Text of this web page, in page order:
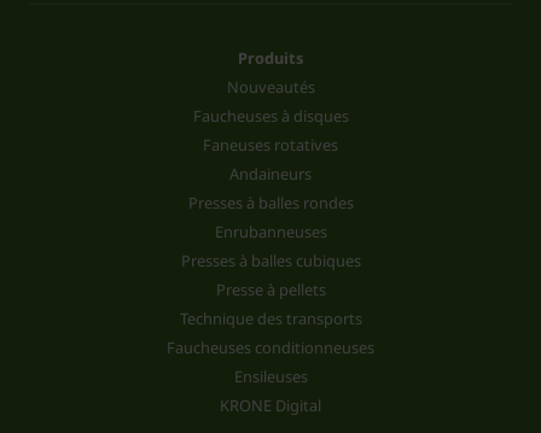
Produits
Nouveautés
Faucheuses à disques
Faneuses rotatives
Andaineurs
Presses à balles rondes
Enrubanneuses
Presses à balles cubiques
Presse à pellets
Technique des transports
Faucheuses conditionneuses
Ensileuses
KRONE Digital